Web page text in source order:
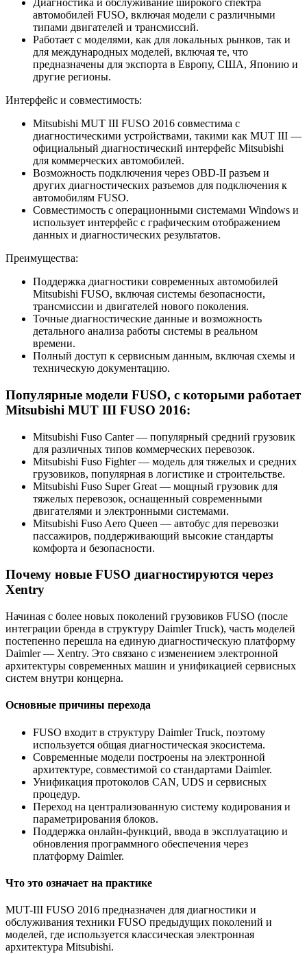
Диагностика и обслуживание широкого спектра
автомобилей FUSO, включая модели с различными
типами двигателей и трансмиссий.
Работает с моделями, как для локальных рынков, так и
для международных моделей, включая те, что
предназначены для экспорта в Европу, США, Японию и
другие регионы.
Интерфейс и совместимость:
Mitsubishi MUT III FUSO 2016 совместима с
диагностическими устройствами, такими как MUT III —
официальный диагностический интерфейс Mitsubishi
для коммерческих автомобилей.
Возможность подключения через OBD-II разъем и
других диагностических разъемов для подключения к
автомобилям FUSO.
Совместимость с операционными системами Windows и
использует интерфейс с графическим отображением
данных и диагностических результатов.
Преимущества:
Поддержка диагностики современных автомобилей
Mitsubishi FUSO, включая системы безопасности,
трансмиссии и двигателей нового поколения.
Точные диагностические данные и возможность
детального анализа работы системы в реальном
времени.
Полный доступ к сервисным данным, включая схемы и
техническую документацию.
Популярные модели FUSO, с которыми работает
Mitsubishi MUT III FUSO 2016:
Mitsubishi Fuso Canter — популярный средний грузовик
для различных типов коммерческих перевозок.
Mitsubishi Fuso Fighter — модель для тяжелых и средних
грузовиков, популярная в логистике и строительстве.
Mitsubishi Fuso Super Great — мощный грузовик для
тяжелых перевозок, оснащенный современными
двигателями и электронными системами.
Mitsubishi Fuso Aero Queen — автобус для перевозки
пассажиров, поддерживающий высокие стандарты
комфорта и безопасности.
Почему новые FUSO диагностируются через
Xentry
Начиная с более новых поколений грузовиков FUSO (после
интеграции бренда в структуру Daimler Truck), часть моделей
постепенно перешла на единую диагностическую платформу
Daimler — Xentry. Это связано с изменением электронной
архитектуры современных машин и унификацией сервисных
систем внутри концерна.
Основные причины перехода
FUSO входит в структуру Daimler Truck, поэтому
используется общая диагностическая экосистема.
Современные модели построены на электронной
архитектуре, совместимой со стандартами Daimler.
Унификация протоколов CAN, UDS и сервисных
процедур.
Переход на централизованную систему кодирования и
параметрирования блоков.
Поддержка онлайн-функций, ввода в эксплуатацию и
обновления программного обеспечения через
платформу Daimler.
Что это означает на практике
MUT-III FUSO 2016 предназначен для диагностики и
обслуживания техники FUSO предыдущих поколений и
моделей, где используется классическая электронная
архитектура Mitsubishi.